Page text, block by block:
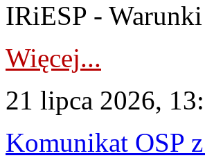
IRiESP -
Więcej...
21 lipca 2026,
Komunikat OSP